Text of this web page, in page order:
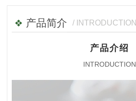
产品简介 / INTRODUCTION
产品介绍
INTRODUCTION